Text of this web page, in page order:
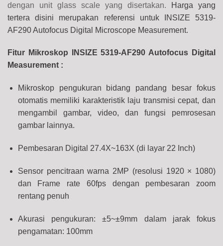
dengan unit glass scale yang disertakan.
Harga yang
tertera disini merupakan referensi untuk INSIZE 5319-
AF290 Autofocus Digital Microscope Measurement.
Fitur Mikroskop INSIZE 5319-AF290 Autofocus Digital
Measurement :
Mikroskop pengukuran bidang pandang besar fokus
otomatis memiliki karakteristik laju transmisi cepat, dan
mengambil gambar, video, dan fungsi pemrosesan
gambar lainnya.
Pembesaran Digital 27.4X~163X (di layar 22 Inch)
Sensor pencitraan warna 2MP (resolusi 1920 × 1080)
dan Frame rate 60fps dengan pembesaran zoom
rentang penuh
Akurasi pengukuran: ±5~±9mm dalam jarak fokus
pengamatan: 100mm